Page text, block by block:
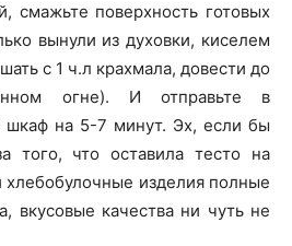
смажьте поверхность готовых
вынули из духовки, киселем
с 1 ч.л крахмала, довести до
огне). И отправьте в
шкаф на 5-7 минут. Эх, если бы
того, что оставила тесто на
изделия полные
вкусовые качества ни чуть не